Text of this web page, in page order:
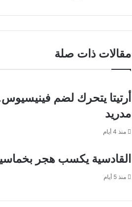
وسباق
مهيأة
مصحوبة
هذه
مقالات ذات صلة
أرتيتا يتحرك لضم
مدريد
منذ 4 أيام
القادسية يكسب هجر
منذ 5 أيام